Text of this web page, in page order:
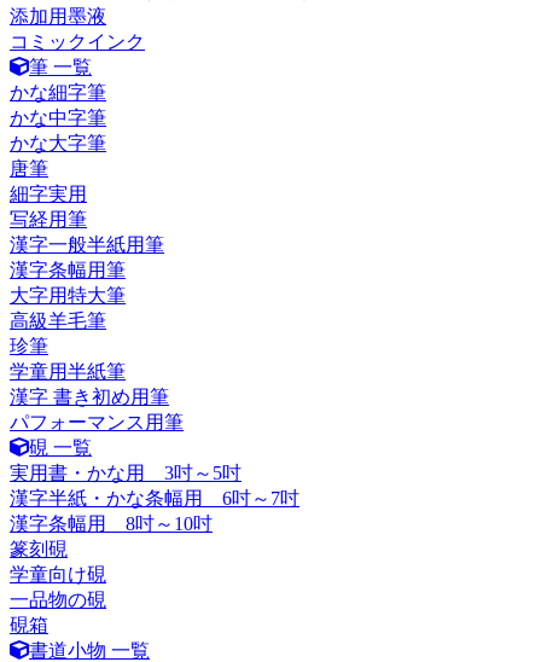
添加用墨液
コミックインク
筆 一覧
かな細字筆
かな中字筆
かな大字筆
唐筆
細字実用
写経用筆
漢字一般半紙用筆
漢字条幅用筆
大字用特大筆
高級羊毛筆
珍筆
学童用半紙筆
漢字 書き初め用筆
パフォーマンス用筆
硯 一覧
実用書・かな用 3吋～5吋
漢字半紙・かな条幅用 6吋～7吋
漢字条幅用 8吋～10吋
篆刻硯
学童向け硯
一品物の硯
硯箱
書道小物 一覧